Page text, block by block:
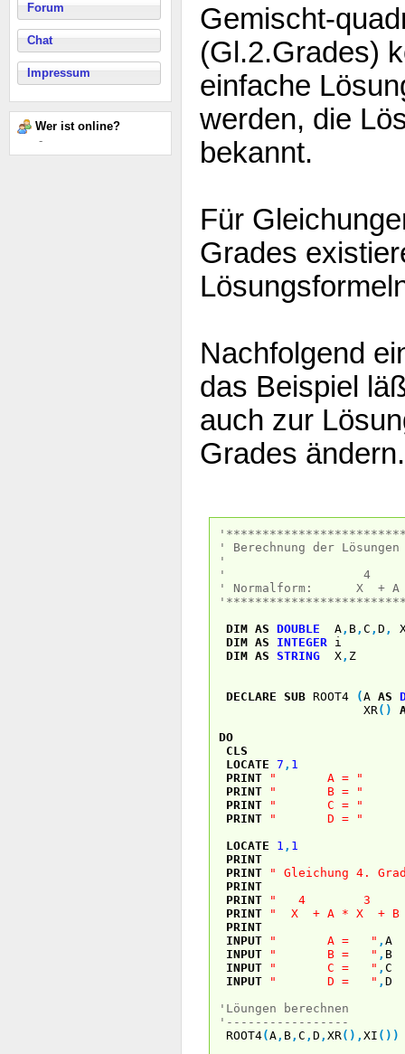
Forum
Chat
Impressum
Wer ist online?
-
Gemischt-
(Gl.2.Grades)
einfache
werden, die
bekannt.
Für
Grades
Nachfolgend
das Beispiel
auch zur
Grades ändern.
' Berechnung der
'
' 4
' Normalform: X + A
DIM AS DOUBLE A , B , C , D ,
DIM AS INTEGER i
DIM AS STRING X , Z
DECLARE SUB ROOT4 (A AS
XR( )
DO
CLS
LOCATE 7 , 1
PRINT
" A = "
PRINT
" B = "
PRINT
" C = "
PRINT
" D = "
LOCATE
1 , 1
PRINT
PRINT
" Gleichung 4.
PRINT
PRINT
" 4 3
PRINT
" X + A * X + B
PRINT
INPUT
" A = " , A
INPUT
" B = " , B
INPUT
" C = " , C
INPUT
" D = " , D
'Löungen berechnen
'-----------------
ROOT4(A , B , C , D , XR( ) , XI ( ) )